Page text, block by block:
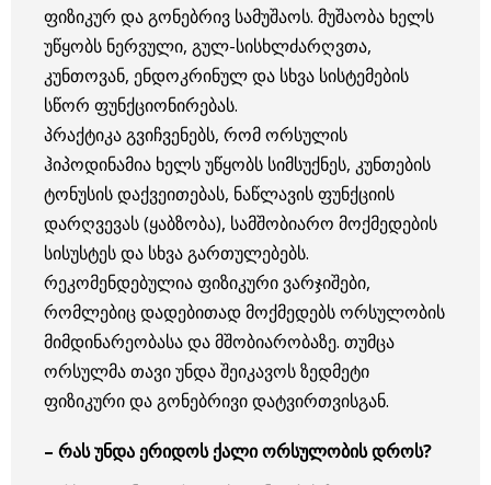
ფიზიკურ და გონებრივ სამუშაოს. მუშაობა ხელს
უწყობს ნერვული, გულ-სისხლძარღვთა,
კუნთოვან, ენდოკრინულ და სხვა სისტემების
სწორ ფუნქციონირებას.
პრაქტიკა გვიჩვენებს, რომ ორსულის
ჰიპოდინამია ხელს უწყობს სიმსუქნეს, კუნთების
ტონუსის დაქვეითებას, ნაწლავის ფუნქციის
დარღვევას (ყაბზობა), სამშობიარო მოქმედების
სისუსტეს და სხვა გართულებებს.
რეკომენდებულია ფიზიკური ვარჯიშები,
რომლებიც დადებითად მოქმედებს ორსულობის
მიმდინარეობასა და მშობიარობაზე. თუმცა
ორსულმა თავი უნდა შეიკავოს ზედმეტი
ფიზიკური და გონებრივი დატვირთვისგან.
– რას უნდა ერიდოს ქალი ორსულობის დროს?